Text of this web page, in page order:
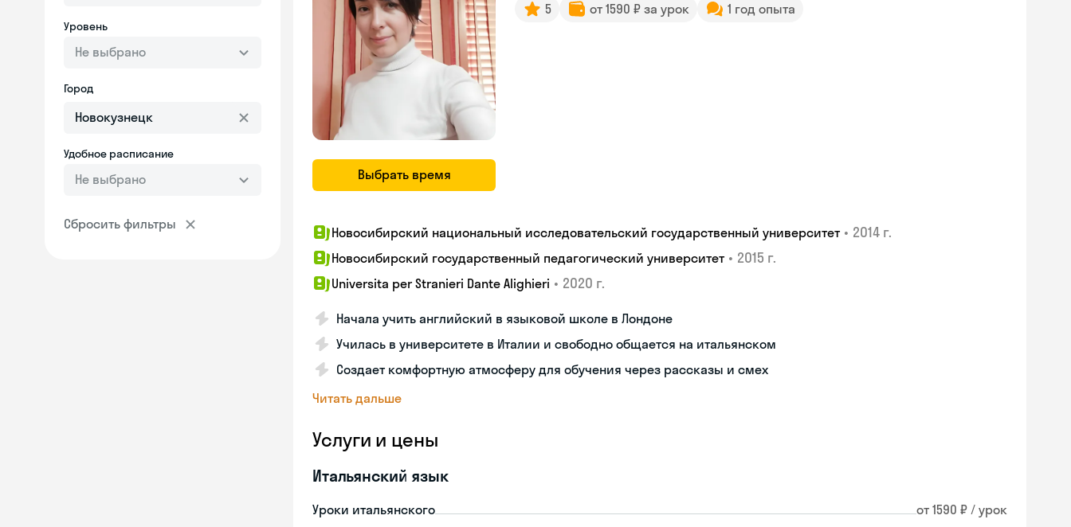
Уровень
Не выбрано
Город
Удобное расписание
Не выбрано
Сбросить фильтры
Выбрать время
5 от 1590 ₽ за урок 1 год опыта
Новосибирский национальный исследовательский государственный университет • 2014 г.
Новосибирский государственный педагогический университет • 2015 г.
Universita per Stranieri Dante Alighieri • 2020 г.
Начала учить английский в языковой школе в Лондоне
Училась в университете в Италии и свободно общается на итальянском
Создает комфортную атмосферу для обучения через рассказы и смех
Читать дальше
Услуги и цены
Итальянский язык
Уроки итальянского от 1590 ₽ / урок